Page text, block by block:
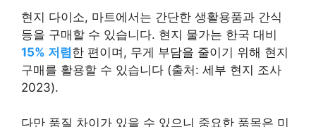
현지 다이소, 마트에서는 간단한 생활용품과 간식
등을 구매할 수 있습니다. 현지 물가는 한국 대비
15% 저렴한 편이며, 무게 부담을 줄이기 위해 현지
구매를 활용할 수 있습니다 (출처: 세부 현지 조사
2023).
다만 품질 차이가 있을 수 있으니 중요한 품목은 미